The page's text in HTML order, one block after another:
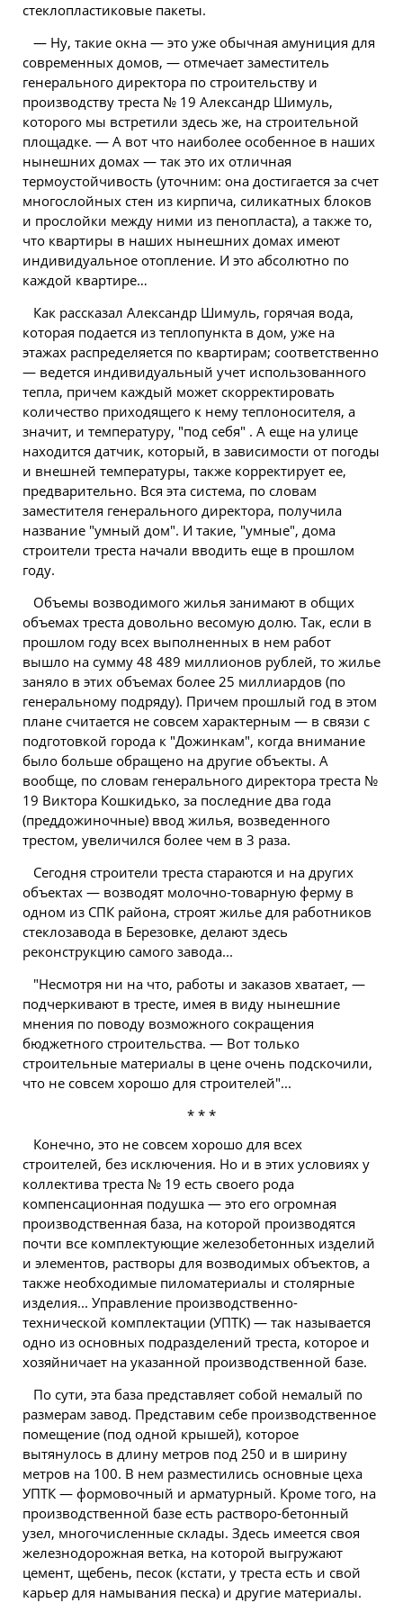
стеклопластиковые пакеты.
— Ну, такие окна — это уже обычная амуниция для
современных домов, — отмечает заместитель
генерального директора по строительству и
производству треста № 19 Александр Шимуль,
которого мы встретили здесь же, на строительной
площадке. — А вот что наиболее особенное в наших
нынешних домах — так это их отличная
термоустойчивость (уточним: она достигается за счет
многослойных стен из кирпича, силикатных блоков
и прослойки между ними из пенопласта), а также то,
что квартиры в наших нынешних домах имеют
индивидуальное отопление. И это абсолютно по
каждой квартире…
Как рассказал Александр Шимуль, горячая вода,
которая подается из теплопункта в дом, уже на
этажах распределяется по квартирам; соответственно
— ведется индивидуальный учет использованного
тепла, причем каждый может скорректировать
количество приходящего к нему теплоносителя, а
значит, и температуру, "под себя" . А еще на улице
находится датчик, который, в зависимости от погоды
и внешней температуры, также корректирует ее,
предварительно. Вся эта система, по словам
заместителя генерального директора, получила
название "умный дом". И такие, "умные", дома
строители треста начали вводить еще в прошлом
году.
Объемы возводимого жилья занимают в общих
объемах треста довольно весомую долю. Так, если в
прошлом году всех выполненных в нем работ
вышло на сумму 48 489 миллионов рублей, то жилье
заняло в этих объемах более 25 миллиардов (по
генеральному подряду). Причем прошлый год в этом
плане считается не совсем характерным — в связи с
подготовкой города к "Дожинкам", когда внимание
было больше обращено на другие объекты. А
вообще, по словам генерального директора треста №
19 Виктора Кошкидько, за последние два года
(преддожиночные) ввод жилья, возведенного
трестом, увеличился более чем в 3 раза.
Сегодня строители треста стараются и на других
объектах — возводят молочно-товарную ферму в
одном из СПК района, строят жилье для работников
стеклозавода в Березовке, делают здесь
реконструкцию самого завода...
"Несмотря ни на что, работы и заказов хватает, —
подчеркивают в тресте, имея в виду нынешние
мнения по поводу возможного сокращения
бюджетного строительства. — Вот только
строительные материалы в цене очень подскочили,
что не совсем хорошо для строителей"...
* * *
Конечно, это не совсем хорошо для всех
строителей, без исключения. Но и в этих условиях у
коллектива треста № 19 есть своего рода
компенсационная подушка — это его огромная
производственная база, на которой производятся
почти все комплектующие железобетонных изделий
и элементов, растворы для возводимых объектов, а
также необходимые пиломатериалы и столярные
изделия... Управление производственно-
технической комплектации (УПТК) — так называется
одно из основных подразделений треста, которое и
хозяйничает на указанной производственной базе.
По сути, эта база представляет собой немалый по
размерам завод. Представим себе производственное
помещение (под одной крышей), которое
вытянулось в длину метров под 250 и в ширину
метров на 100. В нем разместились основные цеха
УПТК — формовочный и арматурный. Кроме того, на
производственной базе есть растворо-бетонный
узел, многочисленные склады. Здесь имеется своя
железнодорожная ветка, на которой выгружают
цемент, щебень, песок (кстати, у треста есть и свой
карьер для намывания песка) и другие материалы.